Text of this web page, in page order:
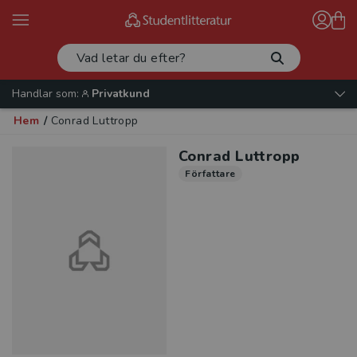
Handlar som:
Privatkund
Hem / Conrad Luttropp
Conrad Luttropp
Författare